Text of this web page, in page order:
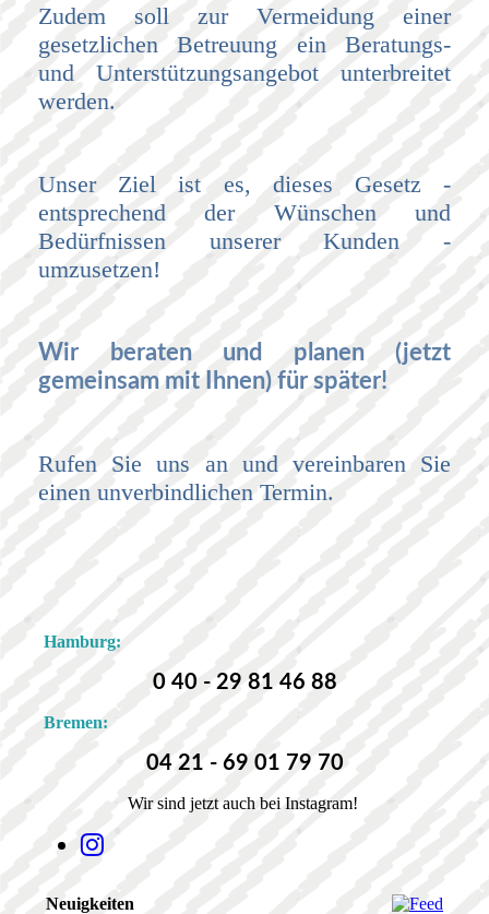
Zudem soll zur Vermeidung einer
gesetzlichen Betreuung ein Beratungs-
und Unterstützungsangebot unterbreitet
werden.
Unser Ziel ist es, dieses Gesetz -
entsprechend der Wünschen und
Bedürfnissen unserer Kunden -
umzusetzen!
Wir beraten und planen (jetzt
gemeinsam mit Ihnen) für später!
Rufen Sie uns an und vereinbaren Sie
einen unverbindlichen Termin.
Hamburg:
0 40 - 29 81 46 88
Bremen:
04 21 - 69 01 79 70
Wir sind jetzt auch bei Instagram!
Neuigkeiten